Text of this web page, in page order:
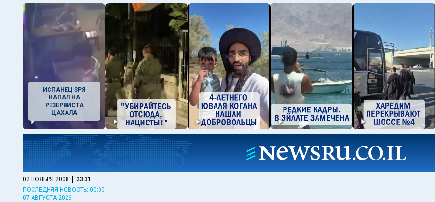
ИСПАНЕЦ ЗРЯ
НАПАЛ НА
РЕЗЕРВИСТА
ЦАХАЛА
02 НОЯБРЯ 2008 | 23:31
ПОСЛЕДНЯЯ НОВОСТЬ: 00:00
07 АВГУСТА 2026